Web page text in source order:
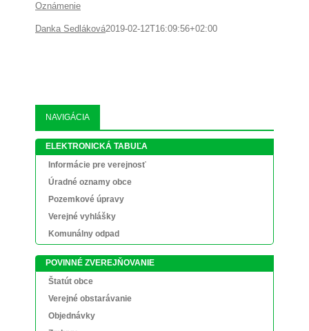
Oznámenie
Danka Sedláková2019-02-12T16:09:56+02:00
NAVIGÁCIA
ELEKTRONICKÁ TABUĽA
Informácie pre verejnosť
Úradné oznamy obce
Pozemkové úpravy
Verejné vyhlášky
Komunálny odpad
POVINNÉ ZVEREJŇOVANIE
Štatút obce
Verejné obstarávanie
Objednávky